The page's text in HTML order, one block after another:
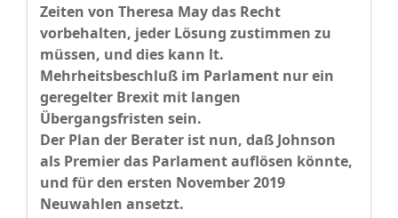
Zeiten von Theresa May das Recht
vorbehalten, jeder Lösung zustimmen zu
müssen, und dies kann lt.
Mehrheitsbeschluß im Parlament nur ein
geregelter Brexit mit langen
Übergangsfristen sein.
Der Plan der Berater ist nun, daß Johnson
als Premier das Parlament auflösen könnte,
und für den ersten November 2019
Neuwahlen ansetzt.